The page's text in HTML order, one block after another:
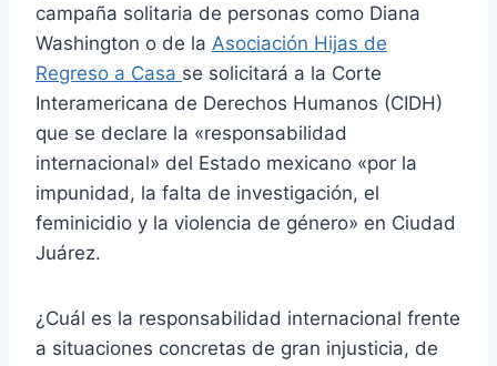
campaña solitaria de personas como Diana
Washington o de la Asociación Hijas de
Regreso a Casa se solicitará a la Corte
Interamericana de Derechos Humanos (CIDH)
que se declare la «responsabilidad
internacional» del Estado mexicano «por la
impunidad, la falta de investigación, el
feminicidio y la violencia de género» en Ciudad
Juárez.
¿Cuál es la responsabilidad internacional frente
a situaciones concretas de gran injusticia, de